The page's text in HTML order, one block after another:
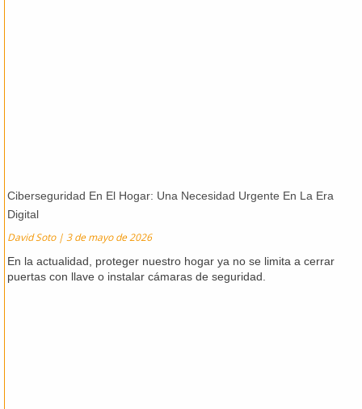
Ciberseguridad En El Hogar: Una Necesidad Urgente En La Era
Digital
David Soto 3 de mayo de 2026
En la actualidad, proteger nuestro hogar ya no se limita a cerrar
puertas con llave o instalar cámaras de seguridad.